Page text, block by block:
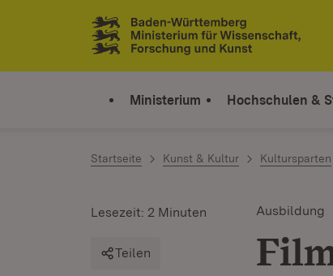
Zum Inhalt springen
Link zur Startseite
Ministerium Hochschulen &
Startseite Kunst & Kultur Kultursparten
Ausbildung
Lesezeit: 2 Minuten
Teilen